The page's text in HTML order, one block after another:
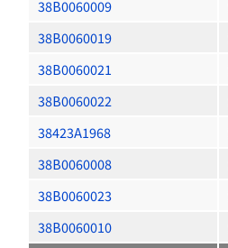
38B0060009
38B0060019
38B0060021
38B0060022
38423A1968
38B0060008
38B0060023
38B0060010